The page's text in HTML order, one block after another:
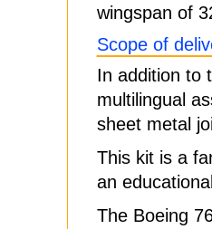
wingspan of
Scope of
In addition to
multilingual
sheet metal
This kit is a
an
The Boeing